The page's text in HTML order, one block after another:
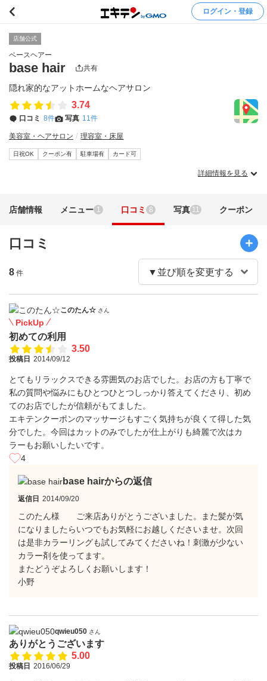
ログイン・登録
店舗公式
ベースヘアー
base hair 共有
隠れ家的なアットホームなヘアサロン
3.74
口コミ 8件 写真 11件
美容室・ヘアサロン 理容室・床屋
日祝OK クーポン有 駐車場有 カード可
詳細情報を見る
店舗情報 メニュー 1 口コミ 8 写真 11 クーポン
口コミ
8 件
このたん☆ さん
PickUp
初めての利用
3.50
投稿日 2014/09/12
とてもリラックスできる雰囲気のお店でした。お店の方も丁寧で
私の質問や悩みにもひとつひとつしっかり答えてくださり、初め
てのお店でしたが信頼がもてました。
エキテンクーポンのマッサージもすごく気持ちが良くて得した気
分でした。今回はカットのみでしたが仕上がりも綺麗で次はカ
ラーもお願いしたいです。
4
base hairからの返信
返信日 2014/09/20
このたん様 ご来店ありがとうございました。また髪が気
になりましたらいつでもお気軽にお越しくださいませ。次回
は是非カラーリングも試してみてくださいね！刺激が少ない
カラー剤を使ってます。
またどうぞよろしくお願いします！
小野
qwieu050 さん
ありがとうございます
5.00
投稿日 2016/06/29